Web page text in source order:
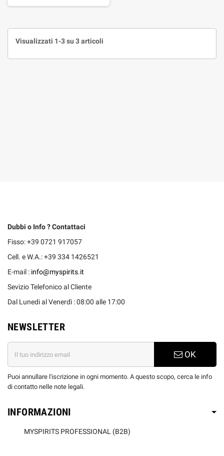
Visualizzati 1-3 su 3 articoli
Dubbi o Info ? Contattaci
Fisso: +39 0721 917057
Cell. e W.A.: +39 334 1426521
E-mail : info@myspirits.it
Sevizio Telefonico al Cliente
Dal Lunedi al Venerdì : 08:00 alle 17:00
NEWSLETTER
OK
Puoi annullare l'iscrizione in ogni momento. A questo scopo, cerca le info
di contatto nelle note legali.
INFORMAZIONI
MYSPIRITS PROFESSIONAL (B2B)